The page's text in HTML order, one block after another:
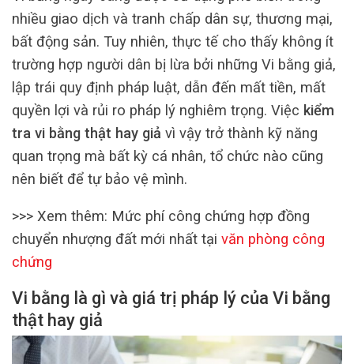
nhiều giao dịch và tranh chấp dân sự, thương mại,
bất động sản. Tuy nhiên, thực tế cho thấy không ít
trường hợp người dân bị lừa bởi những Vi bằng giả,
lập trái quy định pháp luật, dẫn đến mất tiền, mất
quyền lợi và rủi ro pháp lý nghiêm trọng. Việc kiểm
tra vi bằng thật hay giả vì vậy trở thành kỹ năng
quan trọng mà bất kỳ cá nhân, tổ chức nào cũng
nên biết để tự bảo vệ mình.
>>> Xem thêm: Mức phí công chứng hợp đồng
chuyển nhượng đất mới nhất tại văn phòng công
chứng
Vi bằng là gì và giá trị pháp lý của Vi bằng
thật hay giả